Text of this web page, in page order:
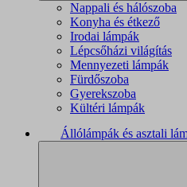
Nappali és hálószoba
Konyha és étkező
Irodai lámpák
Lépcsőházi világítás
Mennyezeti lámpák
Fürdőszoba
Gyerekszoba
Kültéri lámpák
Állólámpák és asztali